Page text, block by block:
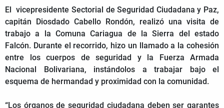
El vicepresidente Sectorial de Seguridad Ciudadana y Paz,
capitán Diosdado Cabello Rondón, realizó una visita de
trabajo a la Comuna Cariagua de la Sierra del estado
Falcón. Durante el recorrido, hizo un llamado a la cohesión
entre los cuerpos de seguridad y la Fuerza Armada
Nacional Bolivariana, instándolos a trabajar bajo el
esquema de hermandad y proximidad con la comunidad.
“Los órganos de seguridad ciudadana deben ser garantes